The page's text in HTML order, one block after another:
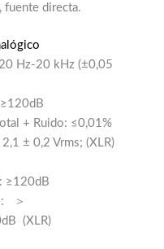
fuente directa.
Hz-20 kHz (±0,05
+ Ruido: ≤0,01%
± 0,2 Vrms; (XLR)
≥120dB
＞
(XLR)